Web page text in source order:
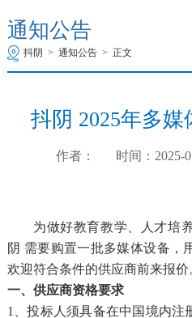
通知公告
抖阴 > 通知公告 > 正文
抖阴 2025年多
作者： 时间：2025-
为做好教育教学、人才培
阴 需要购置一批多媒体设备，
欢迎符合条件的供应商前来报价
一、供应商资格要求
1、投标人须具备在中国境内注